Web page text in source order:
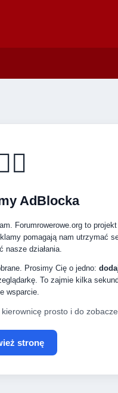
AdBlocka
Forumrowerowe.org to
pomagają nam utrzymać
nasze działania.
Prosimy Cię o jedno:
To zajmie kilka
wsparcie.
prosto i do
stronę